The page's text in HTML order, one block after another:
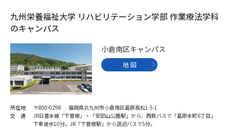
受験準備 資料検索
志望校・出願校を調べる
併願校選び 受験スケジュールを立てよう
九州栄養福祉大学 リハビリテーション学部 作業療法学科
のキャンパス
小倉南区キャンパス
地 図
所在地
〒800-0298 福岡県北九州市小倉南区葛原高松1-5-1
交 通
JR日豊本線「下曽根」・「安部山公園駅」から、西鉄バスで「葛原本町6丁目」
下車徒歩10分。JR「下曽根駅」から送迎バスで5分。